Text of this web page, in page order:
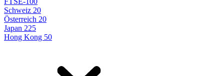
Schweiz 20
Österreich 20
Japan 225
Hong Kong 50